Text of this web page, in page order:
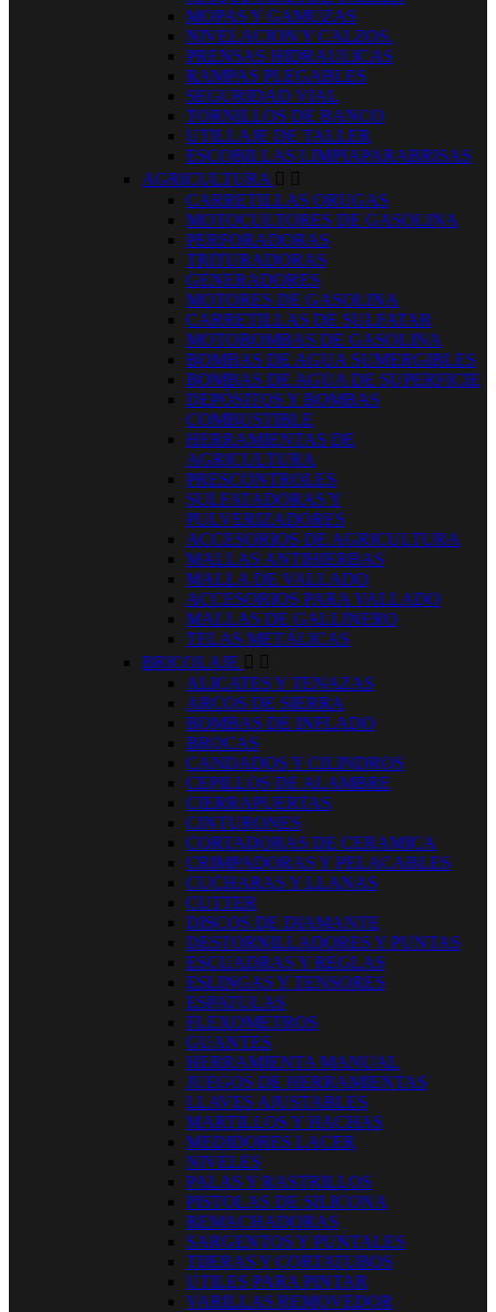
MOPAS Y GAMUZAS
NIVELACION Y CALZOS.
PRENSAS HIDRAULICAS
RAMPAS PLEGABLES
SEGURIDAD VIAL
TORNILLOS DE BANCO
UTILLAJE DE TALLER
ESCOBILLAS LIMPIAPARABRISAS
AGRICULTURA  
CARRETILLAS ORUGAS
MOTOCULTORES DE GASOLINA
PERFORADORAS
TRITURADORAS
GENERADORES
MOTORES DE GASOLINA
CARRETILLAS DE SULFATAR
MOTOBOMBAS DE GASOLINA
BOMBAS DE AGUA SUMERGIBLES
BOMBAS DE AGUA DE SUPERFICIE
DEPÓSITOS Y BOMBAS
COMBUSTIBLE
HERRAMIENTAS DE
AGRICULTURA
PRESCONTROLES
SULFATADORAS Y
PULVERIZADORES
ACCESORIOS DE AGRICULTURA
MALLAS ANTIHIERBAS
MALLA DE VALLADO
ACCESORIOS PARA VALLADO
MALLAS DE GALLINERO
TELAS METÁLICAS
BRICOLAJE  
ALICATES Y TENAZAS
ARCOS DE SIERRA
BOMBAS DE INFLADO
BROCAS
CANDADOS Y CILINDROS
CEPILLOS DE ALAMBRE
CIERRAPUERTAS
CINTURONES
CORTADORAS DE CERAMICA
CRIMPADORAS Y PELACABLES
CUCHARAS Y LLANAS
CUTTER
DISCOS DE DIAMANTE
DESTORNILLADORES Y PUNTAS
ESCUADRAS Y REGLAS
ESLINGAS Y TENSORES
ESPATULAS
FLEXOMETROS
GUANTES
HERRAMIENTA MANUAL
JUEGOS DE HERRAMIENTAS
LLAVES AJUSTABLES
MARTILLOS Y HACHAS
MEDIDORES LACER
NIVELES
PALAS Y RASTRILLOS
PISTOLAS DE SILICONA
REMACHADORAS
SARGENTOS Y PUNTALES
TIJERAS Y CORTATUBOS
UTILES PARA PINTAR
VARILLAS REMOVEDOR